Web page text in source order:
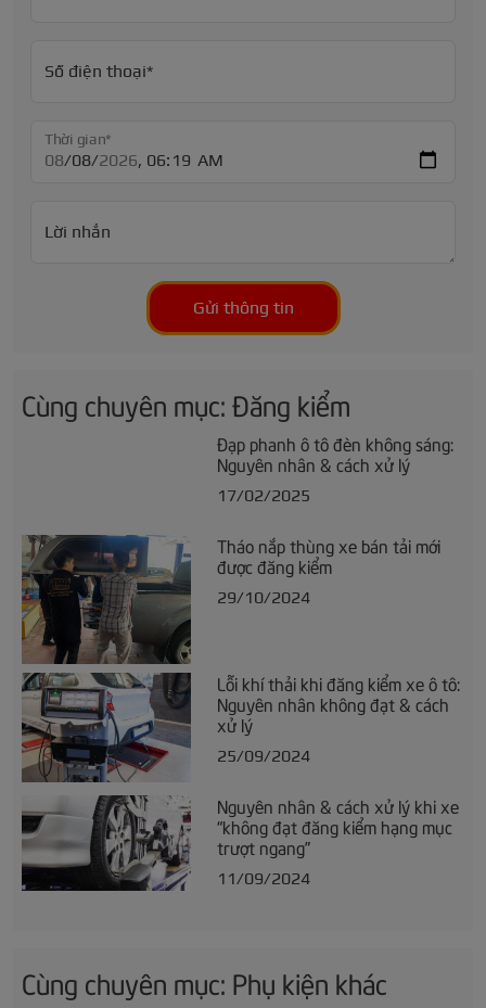
Số điện thoại*
Thời gian*
Lời nhắn
Gửi thông tin
Cùng chuyên mục: Đăng kiểm
Đạp phanh ô tô đèn không sáng:
Nguyên nhân & cách xử lý
17/02/2025
Tháo nắp thùng xe bán tải mới
được đăng kiểm
29/10/2024
Lỗi khí thải khi đăng kiểm xe ô tô:
Nguyên nhân không đạt & cách
xử lý
25/09/2024
Nguyên nhân & cách xử lý khi xe
“không đạt đăng kiểm hạng mục
trượt ngang”
11/09/2024
Cùng chuyên mục: Phụ kiện khác